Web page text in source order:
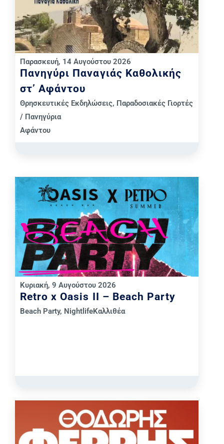
Παρασκευή, 14 Αυγούστου 2026
Πανηγύρι Παναγιάς Καθολικής
στ’ Αφάντου
Θρησκευτικές Εκδηλώσεις, Παραδοσιακές Γιορτές
/ Πανηγύρια
Αφάντου
Κυριακή, 9 Αυγούστου 2026
Retro x Oasis II – Beach Party
Beach Party, NightlifeΚαλλιθέα